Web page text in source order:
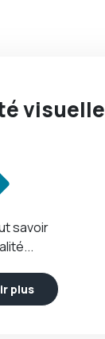
visuelle
savoir
plus